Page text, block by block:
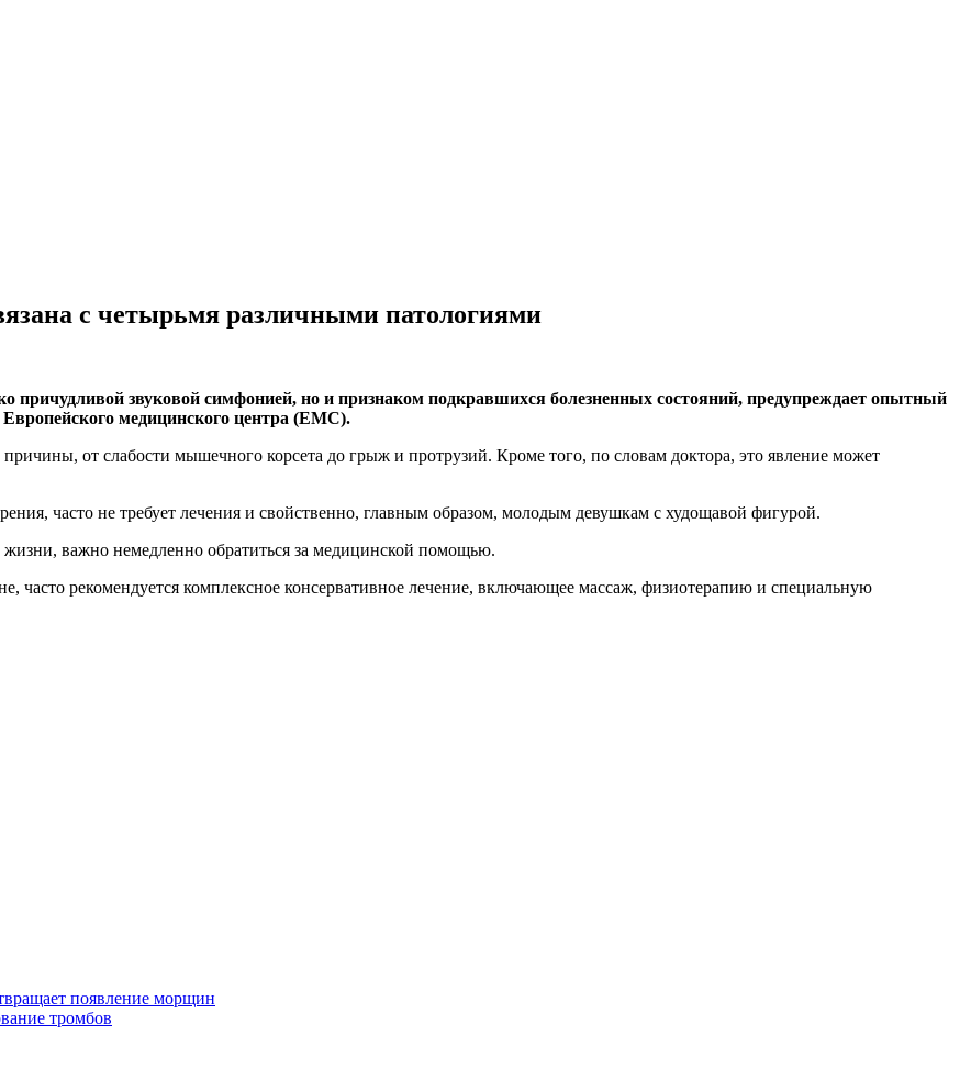
с четырьмя различными патологиями
причудливой звуковой симфонией, но и признаком подкравшихся болезненных состояний, предупреждает опытный
медицинского центра (EMC).
от слабости мышечного корсета до грыж и протрузий. Кроме того, по словам доктора, это явление может
часто не требует лечения и свойственно, главным образом, молодым девушкам с худощавой фигурой.
важно немедленно обратиться за медицинской помощью.
часто рекомендуется комплексное консервативное лечение, включающее массаж, физиотерапию и специальную
появление морщин
тромбов